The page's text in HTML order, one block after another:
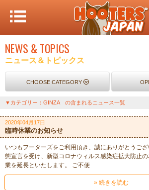
NEWS & TOPICS
ニュース＆トピックス
CHOOSE CATEGORY
▼カテゴリー：GINZA の含まれるニュース一覧
2020年04月17日
臨時休業のお知らせ
いつもフーターズをご利用頂き、誠にありがとうご
態宣言を受け、新型コロナウィルス感染症拡大防止
業を延長といたします。 ご不便
» 続きを読む